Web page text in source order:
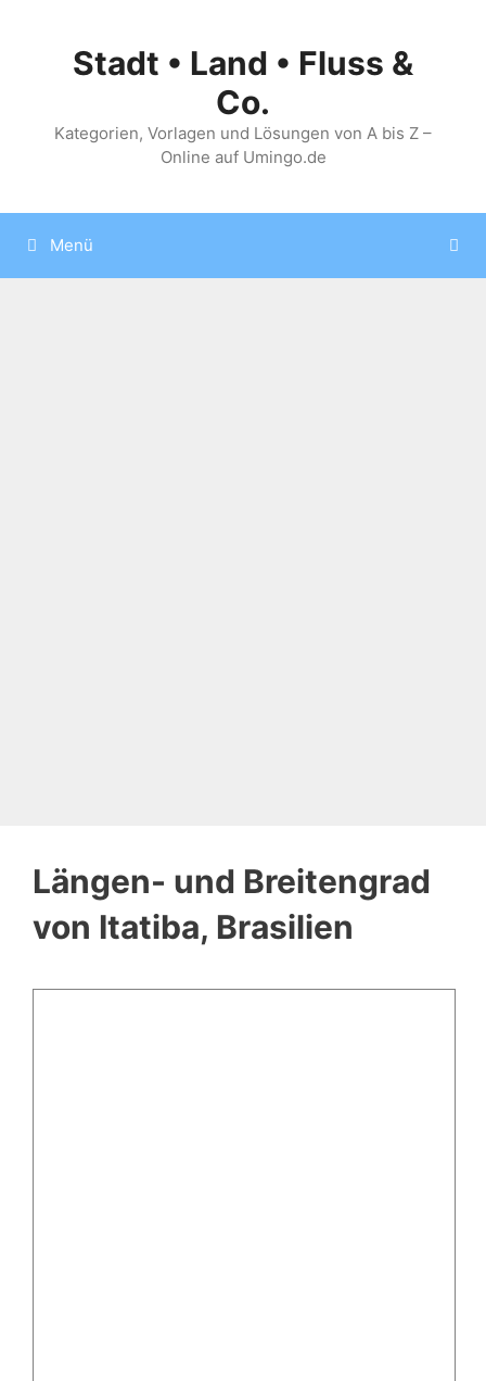
springenStadt • Land • Fluss &
Co.
Kategorien, Vorlagen und Lösungen von A bis Z –
Online auf Umingo.de
Menü
Längen- und Breitengrad
von Itatiba, Brasilien